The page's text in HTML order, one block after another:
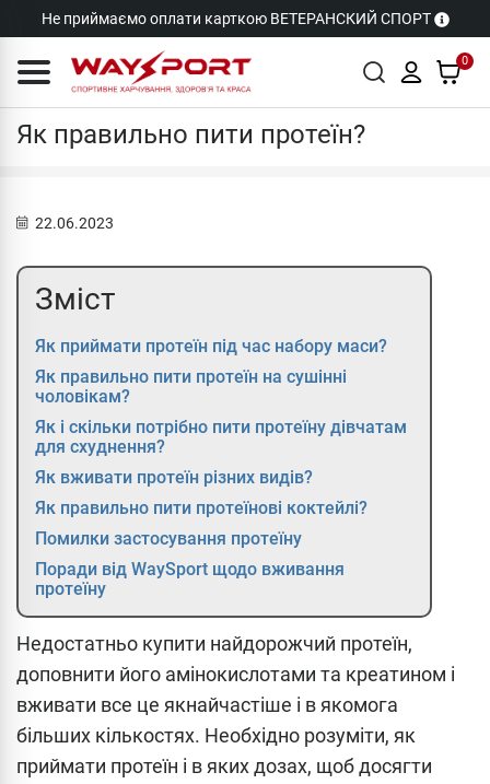
Не приймаємо оплати карткою ВЕТЕРАНСКИЙ СПОРТ
0
Cтатті
Як правильно пити протеїн?
22.06.2023
Зміст
Як приймати протеїн під час набору маси?
Як правильно пити протеїн на сушінні
чоловікам?
Як і скільки потрібно пити протеїну дівчатам
для схуднення?
Як вживати протеїн різних видів?
Як правильно пити протеїнові коктейлі?
Помилки застосування протеїну
Поради від WaySport щодо вживання
протеїну
Недостатньо купити найдорожчий протеїн,
доповнити його амінокислотами та креатином і
вживати все це якнайчастіше і в якомога
більших кількостях. Необхідно розуміти, як
приймати протеїн і в яких дозах, щоб досягти